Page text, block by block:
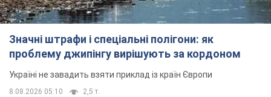
Значні штрафи і спеціальні полігони: як
проблему джипінгу вирішують за кордоном
Україні не завадить взяти приклад із країн Європи
8.08.2026 05:10 2,5 т.